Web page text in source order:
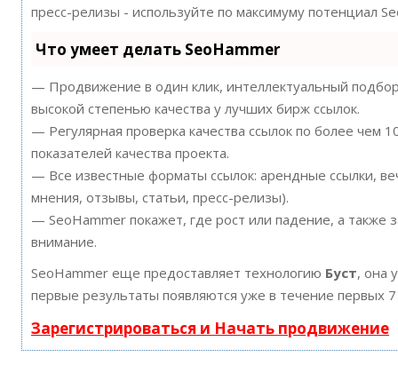
пресс-релизы - используйте по максимуму потенциал
Что умеет делать SeoHammer
— Продвижение в один клик, интеллектуальный
высокой степенью качества у лучших бирж ссылок.
— Регулярная проверка качества ссылок по более чем
показателей качества проекта.
— Все известные форматы ссылок: арендные ссылки,
мнения, отзывы, статьи, пресс-релизы).
— SeoHammer покажет, где рост или падение, а также
внимание.
SeoHammer еще предоставляет технологию Буст, она
первые результаты появляются уже в течение первых
Зарегистрироваться и Начать продвижение